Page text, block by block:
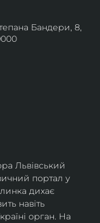
Бандери, 8,
Львівський
портал у
дихає
навіть
орган. На